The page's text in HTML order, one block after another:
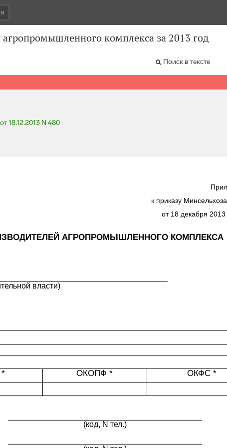
комплекса за 2013 год
Поиск в тексте
от 18.12.2013 N 480
к приказу
от 18 декабря 2013
АГРОПРОМЫШЛЕННОГО КОМПЛЕКСА
власти)
ОКОПФ * ОКФС *
(код, N тел.)